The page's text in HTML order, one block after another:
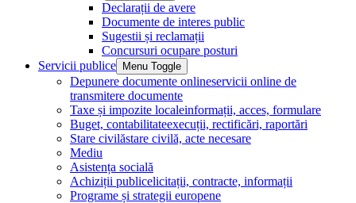
Declarații de avere
Documente de interes public
Sugestii și reclamații
Concursuri ocupare posturi
Servicii publice
Menu Toggle
Depunere documente onlineservicii online de
transmitere documente
Taxe și impozite localeinformații, acces, formulare
Buget, contabilitateexecuții, rectificări, raportări
Stare civilăstare civilă, acte necesare
Mediu
Asistența socială
Achiziții publicelicitații, contracte, informații
Programe și strategii europene